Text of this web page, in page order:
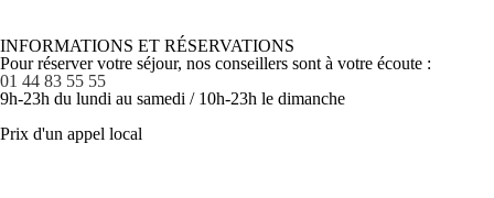
INFORMATIONS ET RÉSERVATIONS
Pour réserver votre séjour, nos conseillers sont à votre écoute :
01 44 83 55 55
9h-23h du lundi au samedi / 10h-23h le dimanche
Prix d'un appel local